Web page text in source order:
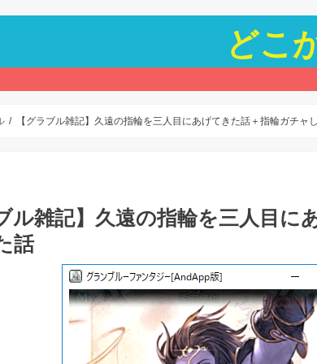
どこ
【グラブル雑記】久遠の指輪を三人目にあげてきた話＋指輪ガチャ
ル雑記】久遠の指輪を三人目に
話